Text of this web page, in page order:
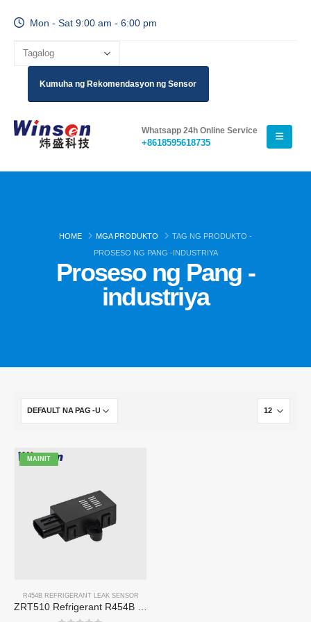
Mon - Sat 9:00 am - 6:00 pm
Kumuha ng Rekomendasyon ng Sensor
Whatsapp 24h Online Service
+8618595618735
HOME MGA PRODUKTO
TAG NG PRODUKTO -
PROSESO NG PANG -INDUSTRIYA
Proseso ng Pang -
industriya
MAINIT
R454B REFRIGERANT LEAK SENSOR